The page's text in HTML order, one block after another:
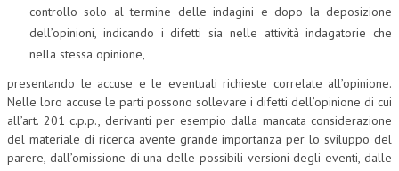
controllo solo al termine delle indagini e dopo la deposizione
dell’opinioni, indicando i difetti sia nelle attività indagatorie che
nella stessa opinione,
presentando le accuse e le eventuali richieste correlate all’opinione.
Nelle loro accuse le parti possono sollevare i difetti dell’opinione di cui
all’art. 201 c.p.p., derivanti per esempio dalla mancata considerazione
del materiale di ricerca avente grande importanza per lo sviluppo del
parere, dall’omissione di una delle possibili versioni degli eventi, dalle